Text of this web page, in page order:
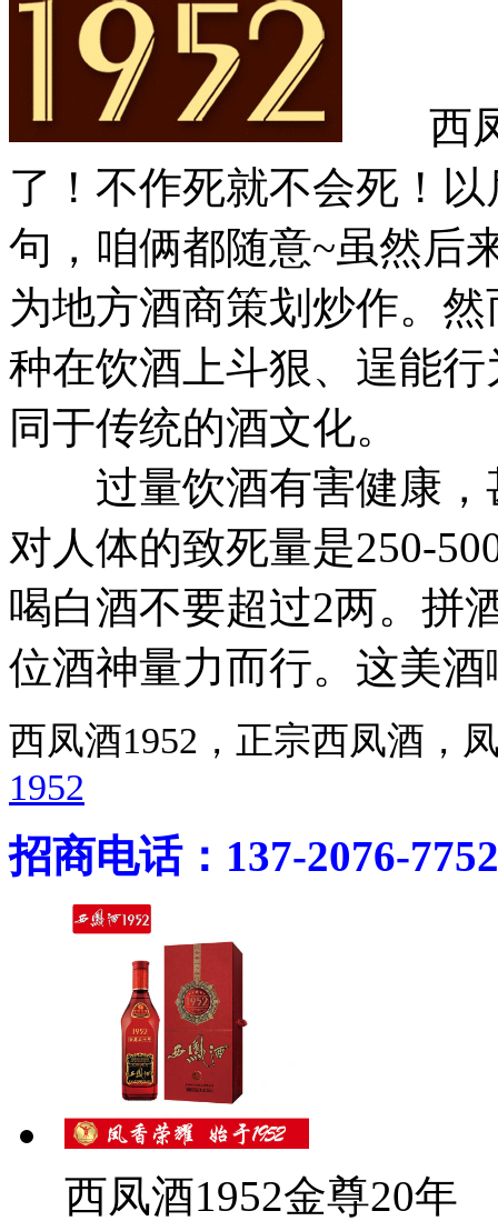
西凤
了！不作死就不会死！
句，咱俩都随意~虽然后
为地方酒商策划炒作。
种在饮酒上斗狠、逞能
同于传统的酒文化。
过量饮酒有害健康，
对人体的致死量是250-
喝白酒不要超过2两。拼
位酒神量力而行。这美
西凤酒1952，正宗西凤酒
1952
招商电话：137-2076-7752
西凤酒1952金尊20年